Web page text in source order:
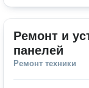
Ремонт и
панелей
Ремонт техники